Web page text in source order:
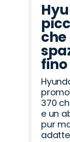
fino
370
e un
pur